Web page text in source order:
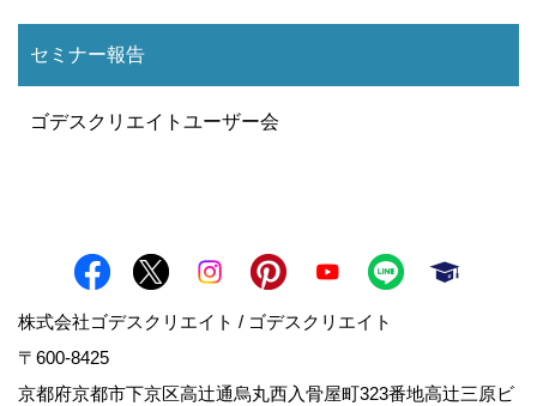
セミナー報告
ゴデスクリエイトユーザー会
株式会社ゴデスクリエイト / ゴデスクリエイト
〒600-8425
京都府京都市下京区高辻通烏丸西入骨屋町323番地高辻三原ビ